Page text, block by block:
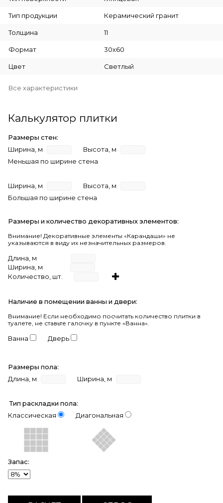
Тип продукции Керамический гранит
Толщина 11
Формат 30x60
Цвет Светлый
Все характеристики
Калькулятор плитки
Размеры стен:
Ширина, м
Высота, м
Меньшая по ширине стена
Ширина, м
Высота, м
Большая по ширине стена
Размеры и количество декоративных элементов:
Внимание! Декоративные элементы «Карандаши» не
указываются в виду их незначительных размеров.
Длина, м
Ширина, м
Количество, шт.
Наличие в помещении ванны и двери:
Внимание! Если необходимо посчитать количество плитки в
туалете, не ставьте галочку в пункте «Ванна».
Ванна Дверь
Размеры пола:
Длина, м
Ширина, м
Тип раскладки пола:
Классическая
Диагональная
Запас: